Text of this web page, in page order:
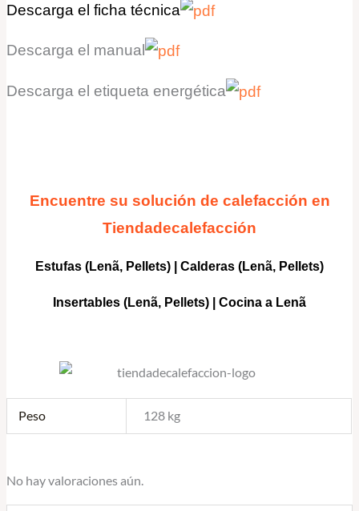
Descargael fichatécnica
Descarga el manual
Descarga el etiqueta energética
Encuentre su solución de calefacción en
Tiendadecalefacción
Estufas (Lenã, Pellets) Calderas (Lenã, Pellets)
Insertables (Lenã, Pellets) | Cocina a Lenã
Peso 128 kg
No hay valoraciones aún.